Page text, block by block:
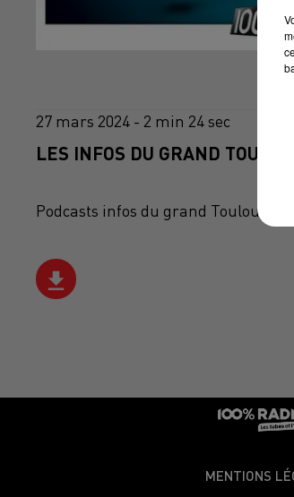
27 mars 2024 - 2 min 24 sec
LES INFOS DU GRAND
Podcasts infos du grand Toulouse
MENTIONS